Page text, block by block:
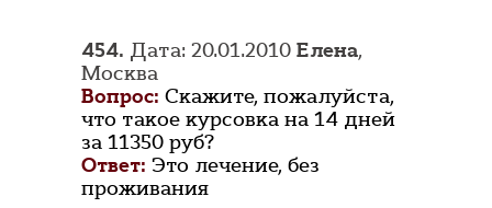
454. Дата: 20.01.2010 Елена,
Москва
Вопрос: Скажите, пожалуйста,
что такое курсовка на 14 дней
за 11350 руб?
Ответ: Это лечение, без
проживания